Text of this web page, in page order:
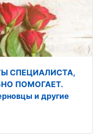
СПЕЦИАЛИСТА,
ПОМОГАЕТ.
и другие